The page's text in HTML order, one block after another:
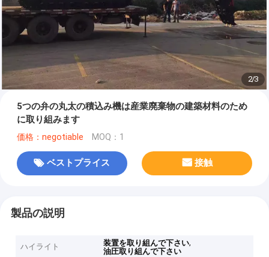
2/3
5つの弁の丸太の積込み機は産業廃棄物の建築材料のため
に取り組みます
価格：negotiable MOQ：1
ベストプライス 接触
製品の説明
ハイライト 装置を取り組んで下さい,
油圧取り組んで下さい